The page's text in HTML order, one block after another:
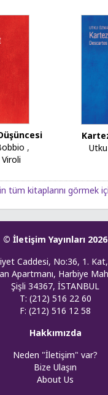
,
tüm kitaplarını görmek
© İletişim Yayınları 2026
Caddesi, No:36, 1.
Apartmanı, Harbiye
Şişli 34367, İSTANBUL
T: (212) 516 22 60
F: (212) 516 12 58
Hakkımızda
Neden "İletişim" var?
Bize Ulaşın
About Us